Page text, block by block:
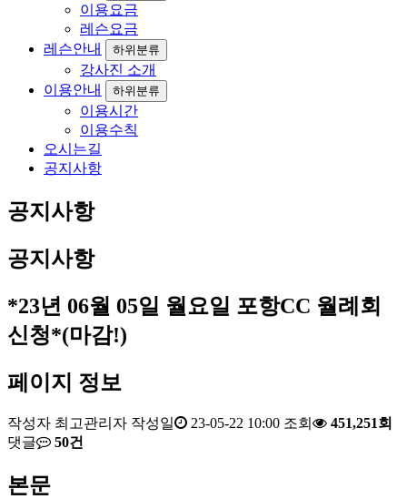
이용요금
레슨요금
레슨안내
하위분류
강사진 소개
이용안내
하위분류
이용시간
이용수칙
오시는길
공지사항
공지사항
공지사항
*23년 06월 05일 월요일 포항CC 월례회
신청*(마감!)
페이지 정보
작성자 최고관리자 작성일 23-05-22 10:00 조회
451,251회
댓글
50건
본문